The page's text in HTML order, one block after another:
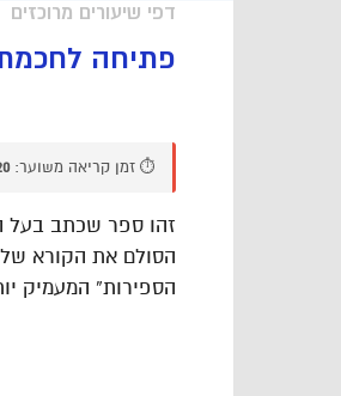
דפי שיעורים מרוכזים
פתיחה
⏱️ זמן קריאה משוער:
זהו ספר שכתב בעל
הספירות” המעמיק